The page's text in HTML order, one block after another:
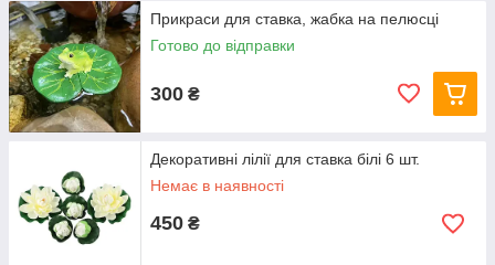
Прикраси для ставка, жабка на пелюсці
Готово до відправки
300 ₴
Декоративні лілії для ставка білі 6 шт.
Немає в наявності
450 ₴